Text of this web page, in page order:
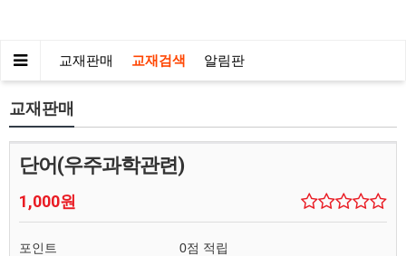
교재판매 교재검색 알림판
교재판매
단어(우주과학관련)
1,000원
포인트 0점 적립